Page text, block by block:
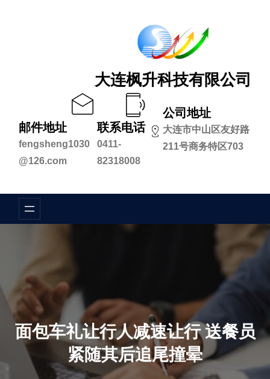
大连枫升科技有限公司
邮件地址
fengsheng1030
@126.com
联系电话
0411-
82318008
公司地址
大连市中山区友好路
211号商务特区703
面包车礼让行人减速让行 送餐员
紧随其后追尾撞晕